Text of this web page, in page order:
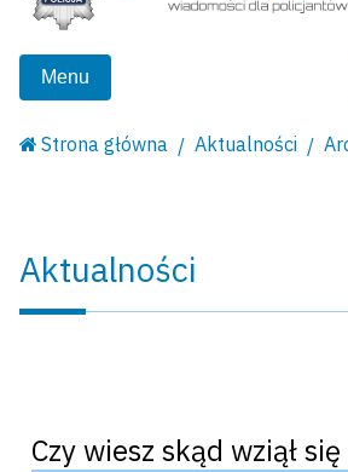
Menu
Strona główna Aktualności
Aktualności
Czy wiesz skąd wziął